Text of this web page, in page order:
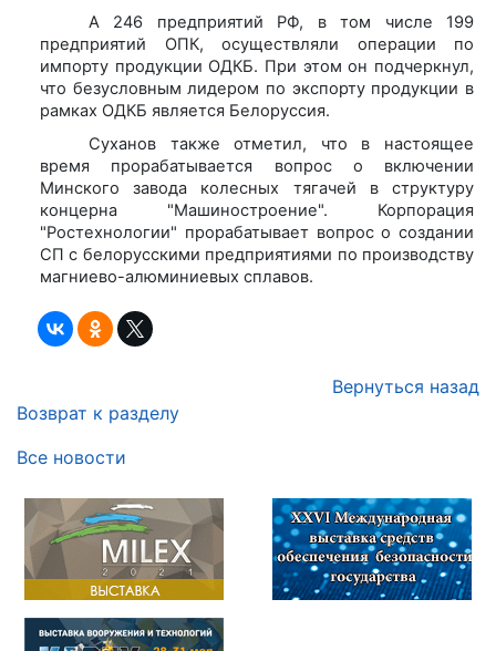
А 246 предприятий РФ, в том числе 199
предприятий ОПК, осуществляли операции по
импорту продукции ОДКБ. При этом он подчеркнул,
что безусловным лидером по экспорту продукции в
рамках ОДКБ является Белоруссия.
Суханов также отметил, что в настоящее
время прорабатывается вопрос о включении
Минского завода колесных тягачей в структуру
концерна "Машиностроение". Корпорация
"Ростехнологии" прорабатывает вопрос о создании
СП с белорусскими предприятиями по производству
магниево-алюминиевых сплавов.
Вернуться назад
Возврат к разделу
Все новости